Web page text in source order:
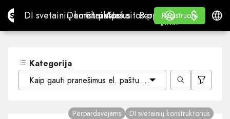
Site.proDI svetainių konstruktorius
DI svetainių konstruktorius
Domenai
DomenaiEl. paštas
El. paštasApskaitos programa
Apskaitos programa
Perpardavėjams
„WHITE LABEL“
Mokymasis
Mokymasis
Registruotis
Registruotis
Prisijungti
$
$
Kategorija
Kaip gauti pranešimus el. paštu iš savo internetinės
Perpardavėjams DI svetainių konstruktorius